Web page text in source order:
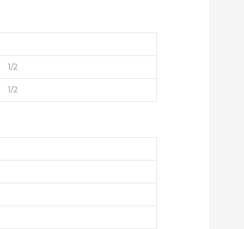
1/2
1/2